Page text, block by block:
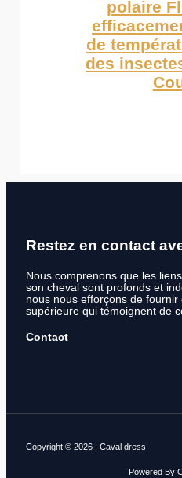
polaire
de
des
Restez en contact
Nous comprenons que les
son cheval sont profonds et
nous nous efforçons de
supérieure qui témoignent de
Contact
Copyright © 2026 | Caval dress
Powered By